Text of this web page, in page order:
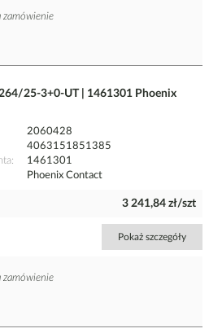
zamówienie
25-3+0-UT | 1461301 Phoenix
2060428
4063151851385
1461301
Phoenix Contact
3 241,84 zł/szt
Pokaż szczegóły
zamówienie